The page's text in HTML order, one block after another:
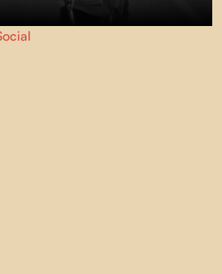
à l’historique course de pneus de
les destins de deux femmes, sous